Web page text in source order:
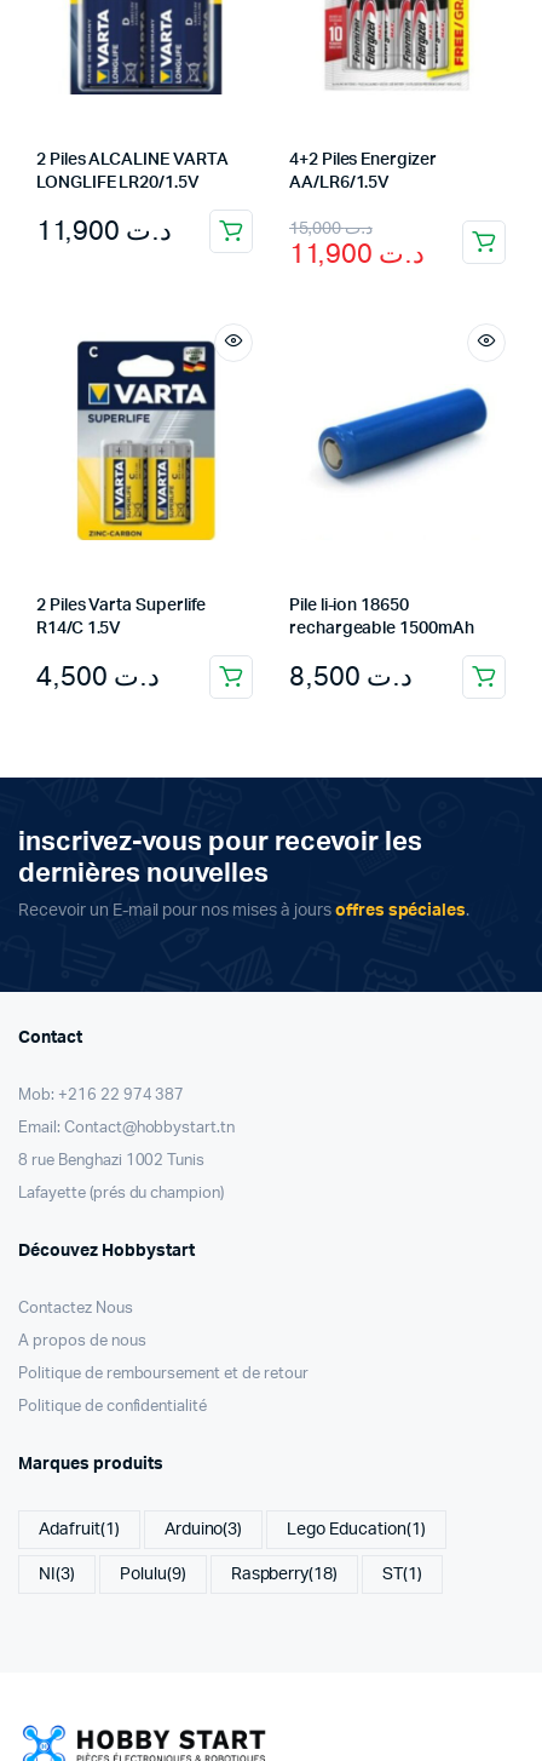
2 Piles ALCALINE VARTA
LONGLIFE LR20/1.5V
د.ت
4+2 Piles Energizer
AA/LR6/1.5V
د.ت15,000
Original
price
د.ت
Current
price
2 Piles Varta Superlife
R14/C 1.5V
د.ت
Pile li-ion 18650
rechargeable 1500mAh
د.ت
inscrivez-vous pour recevoir les
dernières nouvelles
Recevoir un E-mail pour nos mises à jours offres spéciales.
Contact
Mob: +216 22 974 387
Email: Contact@hobbystart.tn
8 rue Benghazi 1002 Tunis
Lafayette (prés du champion)
Découvez Hobbystart
Contactez Nous
A propos de nous
Politique de remboursement et de retour
Politique de confidentialité
Marques produits
Adafruit(1) Arduino(3) Lego Education(1)
NI (3) Polulu(9) Raspberry(18) ST(1)